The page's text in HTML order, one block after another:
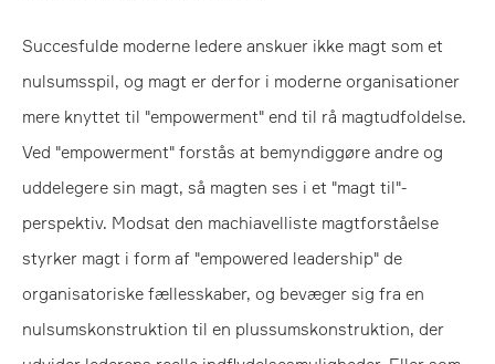
Succesfulde moderne ledere anskuer ikke magt som et
nulsumsspil, og magt er derfor i moderne organisationer
mere knyttet til "empowerment" end til rå magtudfoldelse.
Ved "empowerment" forstås at bemyndiggøre andre og
uddelegere sin magt, så magten ses i et "magt til"-
perspektiv. Modsat den machiavelliste magtforståelse
styrker magt i form af "empowered leadership" de
organisatoriske fællesskaber, og bevæger sig fra en
nulsumskonstruktion til en plussumskonstruktion, der